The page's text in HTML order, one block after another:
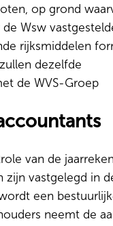
op grond
Wsw
rijksmiddelen
dezelfde
de WVS-Groep
van de
zijn vastgelegd in
een
neemt de